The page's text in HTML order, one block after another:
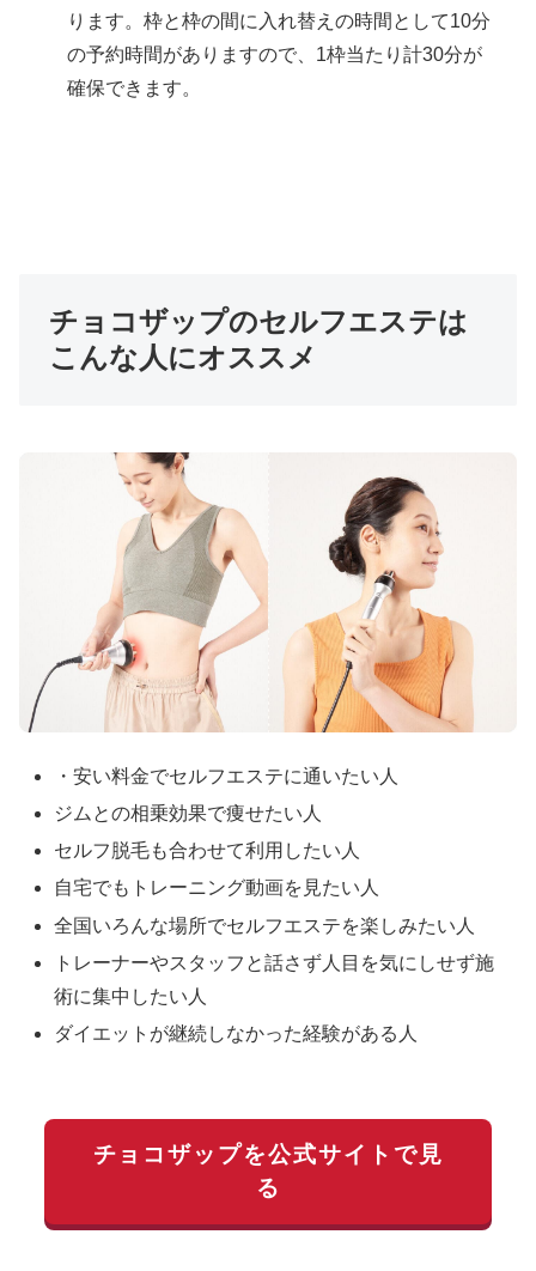
ります。枠と枠の間に入れ替えの時間として10分
の予約時間がありますので、1枠当たり計30分が
確保できます。
チョコザップのセルフエステは
こんな人にオススメ
・安い料金でセルフエステに通いたい人
ジムとの相乗効果で痩せたい人
セルフ脱毛も合わせて利用したい人
自宅でもトレーニング動画を見たい人
全国いろんな場所でセルフエステを楽しみたい人
トレーナーやスタッフと話さず人目を気にしせず施
術に集中したい人
ダイエットが継続しなかった経験がある人
チョコザップを公式サイトで見
る